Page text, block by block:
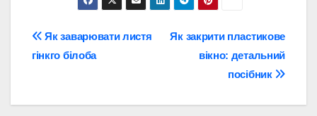
Навігація
Як закрити пластикове
вікно: детальний
посібник
Як заварювати листя
гінкго білоба